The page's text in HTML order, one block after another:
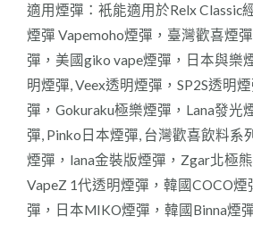
適用煙彈：衹能適用於Relx Classic
煙彈 Vapemoho煙彈，臺灣歡喜煙
彈，美國giko vape煙彈，日本與樂
明煙彈, Veex透明煙彈，SP2S透明
彈，Gokuraku極樂煙彈，Lana發光
彈, Pinko日本煙彈, 台灣歡喜飲料系
煙彈，lana金裝版煙彈，Zgar北極
VapeZ 1代透明煙彈，韓國COCO
彈，日本MIKO煙彈，韓國Binna煙